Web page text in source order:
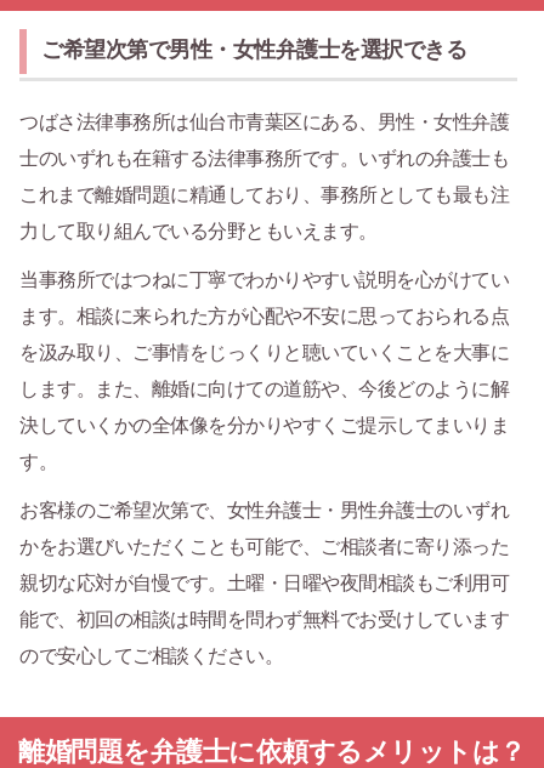
ご希望次第で男性・女性弁護士を選択できる
つばさ法律事務所は仙台市青葉区にある、男性・女性弁護
士のいずれも在籍する法律事務所です。いずれの弁護士も
これまで離婚問題に精通しており、事務所としても最も注
力して取り組んでいる分野ともいえます。
当事務所ではつねに丁寧でわかりやすい説明を心がけてい
ます。相談に来られた方が心配や不安に思っておられる点
を汲み取り、ご事情をじっくりと聴いていくことを大事に
します。また、離婚に向けての道筋や、今後どのように解
決していくかの全体像を分かりやすくご提示してまいりま
す。
お客様のご希望次第で、女性弁護士・男性弁護士のいずれ
かをお選びいただくことも可能で、ご相談者に寄り添った
親切な応対が自慢です。土曜・日曜や夜間相談もご利用可
能で、初回の相談は時間を問わず無料でお受けしています
ので安心してご相談ください。
離婚問題を弁護士に依頼するメリットは？